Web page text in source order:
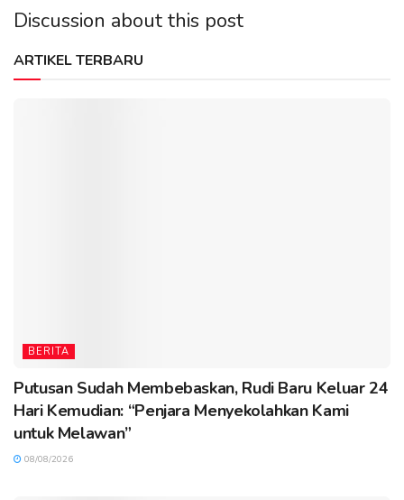
Discussion about this post
ARTIKEL TERBARU
BERITA
Putusan Sudah Membebaskan, Rudi Baru Keluar 24
Hari Kemudian: “Penjara Menyekolahkan Kami
untuk Melawan”
08/08/2026